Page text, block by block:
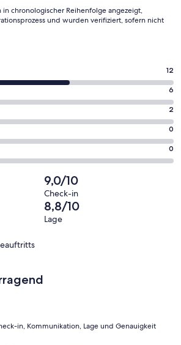
chronologischer Reihenfolge angezeigt,
und wurden verifiziert, sofern nicht
12
6
2
0
0
9,0/10
Check-in
8,8/10
Lage
in, Kommunikation, Lage und Genauigkeit